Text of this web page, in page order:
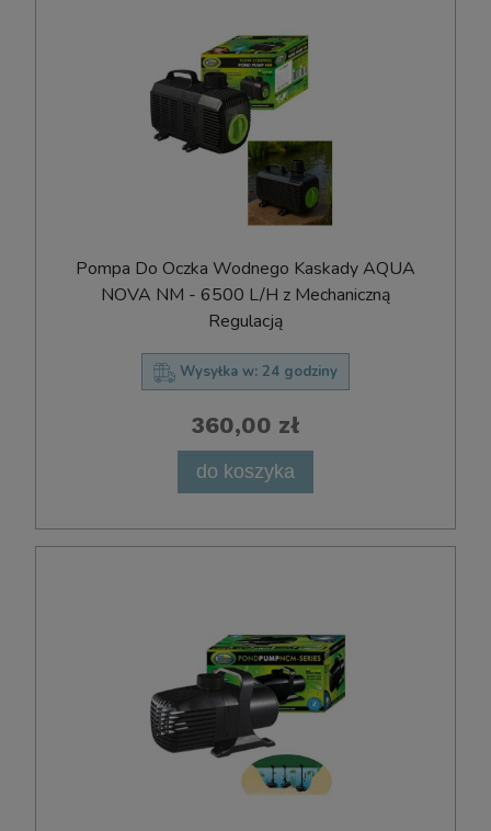
Pompa Do Oczka Wodnego Kaskady AQUA
NOVA NM - 6500 L/H z Mechaniczną
Regulacją
Wysyłka w: 24 godziny
360,00 zł
do koszyka